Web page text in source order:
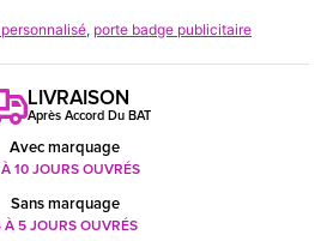
, porte badge publicitaire
LIVRAISON
Après Accord Du BAT
Avec marquage
10 JOURS OUVRÉS
Sans marquage
À 5 JOURS OUVRÉS